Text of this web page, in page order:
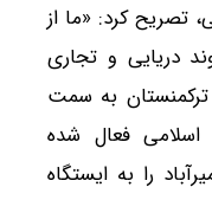
تصریح کرد: «ما از
دریایی و تجاری
ترکمنستان به سمت
فعال شده
را به ایستگاه